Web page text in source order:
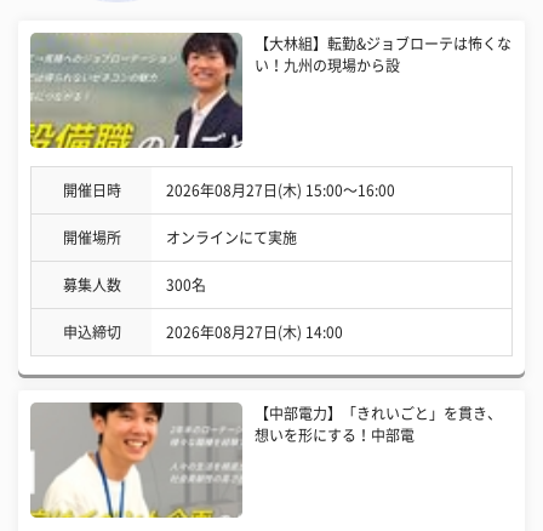
【大林組】転勤&ジョブローテは怖くな
い！九州の現場から設
開催日時 2026年08月27日(木) 15:00〜16:00
開催場所 オンラインにて実施
募集人数 300名
申込締切 2026年08月27日(木) 14:00
【中部電力】「きれいごと」を貫き、
想いを形にする！中部電